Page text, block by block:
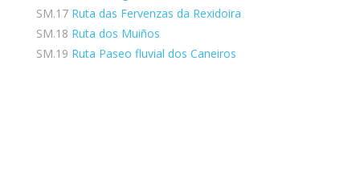
SM.17 Ruta das Fervenzas da Rexidoira
SM.18 Ruta dos Muiños
SM.19 Ruta Paseo fluvial dos Caneiros